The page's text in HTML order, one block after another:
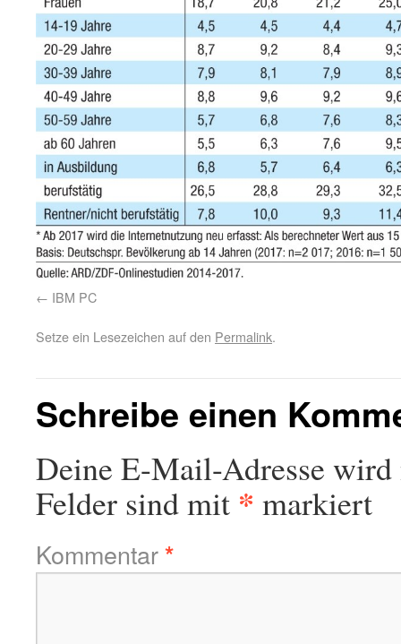
IBM PC
Setze ein Lesezeichen auf den Permalink.
Schreibe einen
Deine E-Mail-Adresse
Felder sind mit * markiert
Kommentar*